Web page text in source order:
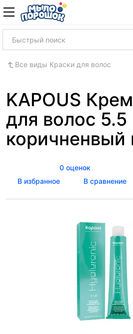
Все виды Краски для волос
KAPOUS
для волос
коричненвый
0 оценок
В избранное
В сравнение